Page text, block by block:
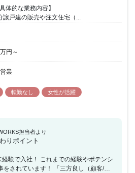
具体的な業務内容】
譲戸建の販売や注文住宅（...
円 ～
業
転勤なし
女性が活躍
担当者より
りポイント
験で入社！ これまでの経験やポテンシ
す！ 「三方良し（顧客/社